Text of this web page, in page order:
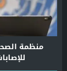
منظمة
للإصابات